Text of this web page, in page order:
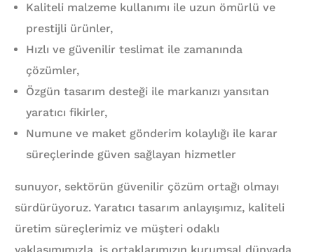
Kaliteli malzeme kullanımı ile uzun ömürlü ve
prestijli ürünler,
Hızlı ve güvenilir teslimat ile zamanında
çözümler,
Özgün tasarım desteği ile markanızı yansıtan
yaratıcı fikirler,
Numune ve maket gönderim kolaylığı ile karar
süreçlerinde güven sağlayan hizmetler
sunuyor, sektörün güvenilir çözüm ortağı olmayı
sürdürüyoruz. Yaratıcı tasarım anlayışımız, kaliteli
üretim süreçlerimiz ve müşteri odaklı